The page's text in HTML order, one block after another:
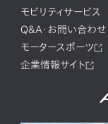
モビリティサービス
Q&A・お問い合わせ
モータースポーツ
企業情報サイト